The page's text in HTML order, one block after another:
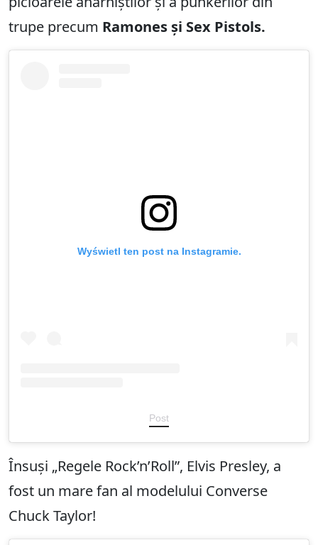
trupe precum Ramones și Sex Pistols.
Wyświetl ten post na Instagramie.
Post
Însuși „Regele Rock’n’Roll”, Elvis Presley, a
fost un mare fan al modelului Converse
Chuck Taylor!